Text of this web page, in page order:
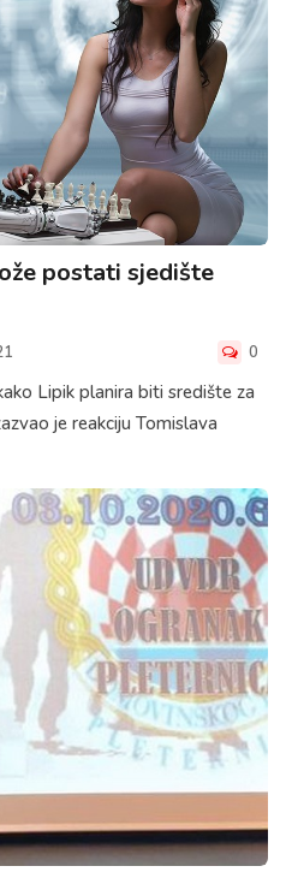
postati sjedište
0
Lipik planira biti središte za
je reakciju Tomislava